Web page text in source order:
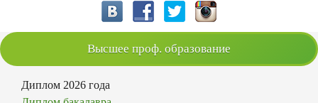
Высшее проф. образование
Диплом 2026 года